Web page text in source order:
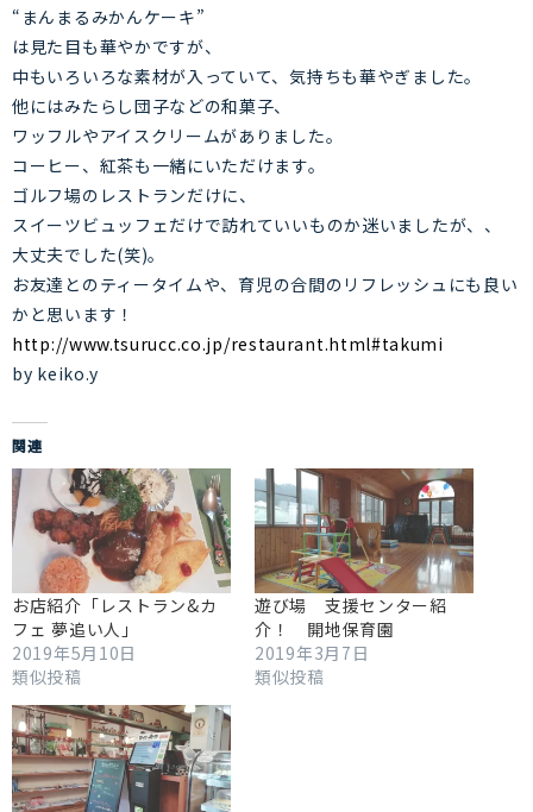
“まんまるみかんケーキ”
は見た目も華やかですが、
中もいろいろな素材が入っていて、気持ちも華やぎました。
他にはみたらし団子などの和菓子、
ワッフルやアイスクリームがありました。
コーヒー、 紅茶も一緒にいただけます。
ゴルフ場のレストランだけに、
スイーツビュッフェだけで訪れていいものか迷いましたが、、
大丈夫でした(笑)。
お友達とのティータイムや、 育児の合間のリフレッシュにも良い
かと思います！
http://www.tsurucc.co.jp/restaurant.html#takumi
by keiko.y
関連
お店紹介「レストラン&カ
フェ 夢追い人」
2019年5月10日
類似投稿
遊び場 支援センター紹
介！ 開地保育園
2019年3月7日
類似投稿